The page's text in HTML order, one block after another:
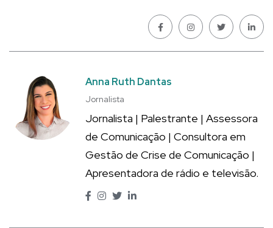
Anna Ruth Dantas
Jornalista
Jornalista | Palestrante | Assessora
de Comunicação | Consultora em
Gestão de Crise de Comunicação |
Apresentadora de rádio e televisão.